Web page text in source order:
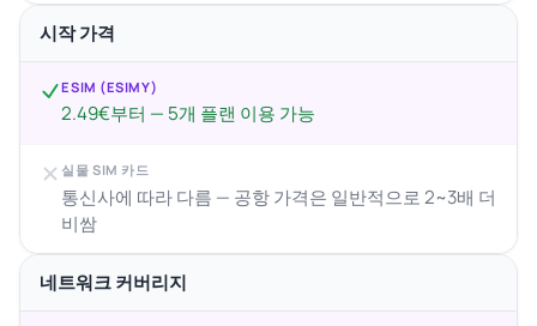
시작 가격
ESIM (ESIMY)
2.49€부터 — 5개 플랜 이용 가능
실물 SIM 카드
통신사에 따라 다름 — 공항 가격은 일반적으로 2~3배 더
비쌈
네트워크 커버리지